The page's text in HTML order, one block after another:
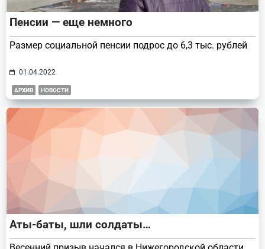
Пенсии — еще немного
Размер социальной пенсии подрос до 6,3 тыс. рублей
01.04.2022
АРХИВ НОВОСТИ
Аты-баты, шли солдаты…